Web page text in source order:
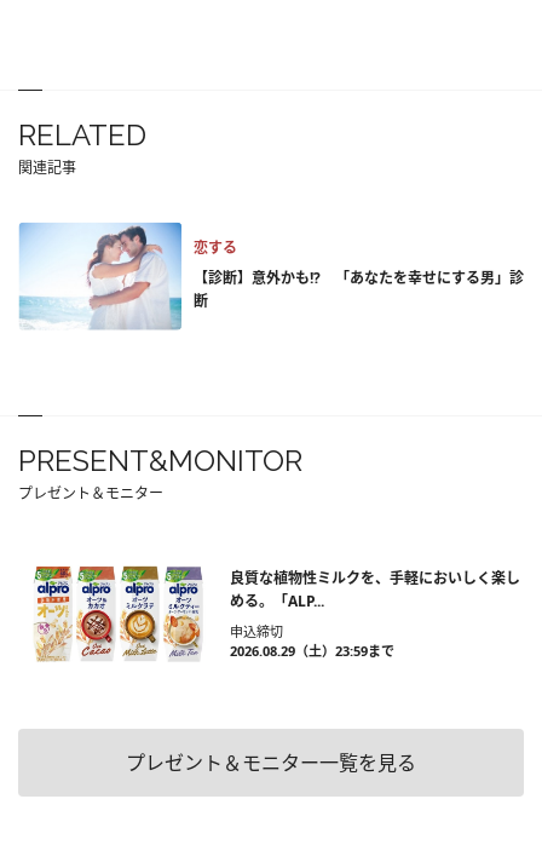
RELATED
関連記事
恋する
【診断】意外かも!? 「あなたを幸せにする男」診
断
PRESENT&MONITOR
プレゼント＆モニター
良質な植物性ミルクを、手軽においしく楽し
める。「ALP...
申込締切
2026.08.29（土）23:59まで
プレゼント＆モニター一覧を見る